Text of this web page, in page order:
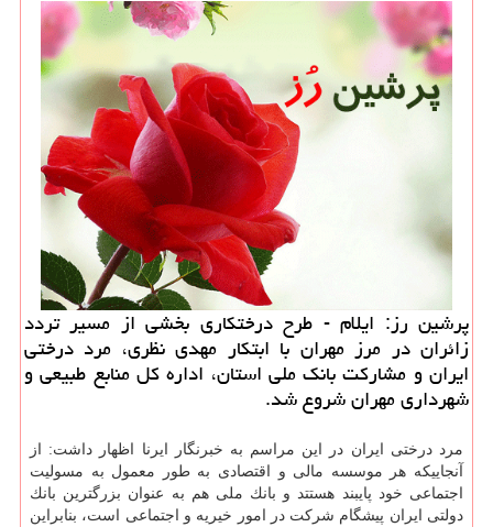
پرشین رز: ایلام - طرح درختكاری بخشی از مسیر تردد
زائران در مرز مهران با ابتكار مهدی نظری، مرد درختی
ایران و مشاركت بانك ملی استان، اداره كل منابع طبیعی و
شهرداری مهران شروع شد.
مرد درختی ایران در این مراسم به خبرنگار ایرنا اظهار داشت: از
آنجاییكه هر موسسه مالی و اقتصادی به طور معمول به مسولیت
اجتماعی خود پایبند هستتد و بانك ملی هم به عنوان بزرگترین بانك
دولتی ایران پیشگام شركت در امور خیریه و اجتماعی است، بنابراین